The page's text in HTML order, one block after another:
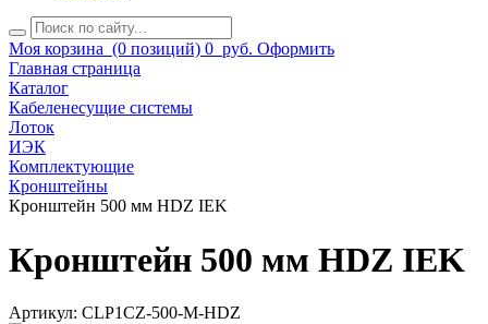
Моя корзина (0 позиций) 0 руб. Оформить
Главная страница
Каталог
Кабеленесущие системы
Лоток
ИЭК
Комплектующие
Кронштейны
Кронштейн 500 мм HDZ IEK
Кронштейн 500 мм HDZ IEK
Артикул: CLP1CZ-500-M-HDZ